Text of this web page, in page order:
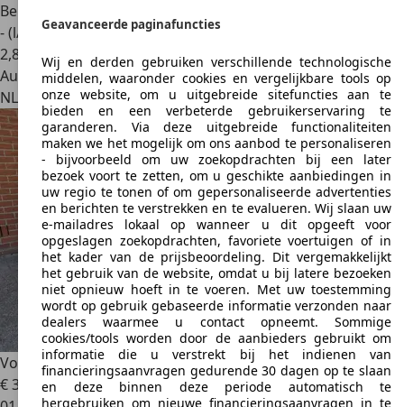
Benzine
- (l/100 km)
2,8
Autobedrijf
NL 5038 GP Tilburg
Volkswagen Golf
1.4 Trendline
€ 3.750
Geavanceerde paginafuncties
Wij en derden gebruiken verschillende technologische
middelen, waaronder cookies en vergelijkbare tools op
onze website, om u uitgebreide sitefuncties aan te
bieden en een verbeterde gebruikerservaring te
garanderen. Via deze uitgebreide functionaliteiten
maken we het mogelijk om ons aanbod te personaliseren
- bijvoorbeeld om uw zoekopdrachten bij een later
bezoek voort te zetten, om u geschikte aanbiedingen in
uw regio te tonen of om gepersonaliseerde advertenties
en berichten te verstrekken en te evalueren. Wij slaan uw
e-mailadres lokaal op wanneer u dit opgeeft voor
opgeslagen zoekopdrachten, favoriete voertuigen of in
het kader van de prijsbeoordeling. Dit vergemakkelijkt
het gebruik van de website, omdat u bij latere bezoeken
niet opnieuw hoeft in te voeren. Met uw toestemming
wordt op gebruik gebaseerde informatie verzonden naar
dealers waarmee u contact opneemt. Sommige
cookies/tools worden door de aanbieders gebruikt om
informatie die u verstrekt bij het indienen van
financieringsaanvragen gedurende 30 dagen op te slaan
en deze binnen deze periode automatisch te
hergebruiken om nieuwe financieringsaanvragen in te